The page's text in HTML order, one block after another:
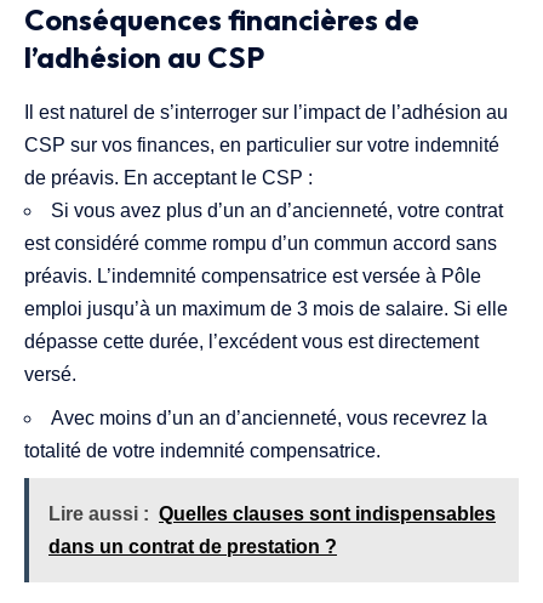
Conséquences financières de
l’adhésion au CSP
Il est naturel de s’interroger sur l’impact de l’adhésion au
CSP sur vos finances, en particulier sur votre indemnité
de préavis. En acceptant le CSP :
Si vous avez plus d’un an d’ancienneté, votre contrat
est considéré comme rompu d’un commun accord sans
préavis. L’indemnité compensatrice est versée à Pôle
emploi jusqu’à un maximum de 3 mois de salaire. Si elle
dépasse cette durée, l’excédent vous est directement
versé.
Avec moins d’un an d’ancienneté, vous recevrez la
totalité de votre indemnité compensatrice.
Lire aussi : Quelles clauses sont indispensables
dans un contrat de prestation ?